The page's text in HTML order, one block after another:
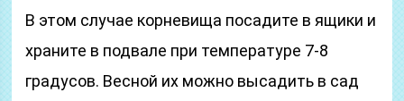
В этом случае корневища посадите в ящики и
храните в подвале при температуре 7-8
градусов. Весной их можно высадить в сад